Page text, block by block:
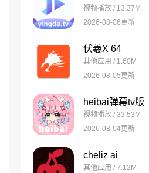
视频播放 / 13.37M
2026-08-06更新
伏羲X 64
其他应用 / 1.60M
2026-08-05更新
heibai弹幕tv版
视频播放 / 33.53M
2026-08-04更新
cheliz ai
其他应用 / 7.12M